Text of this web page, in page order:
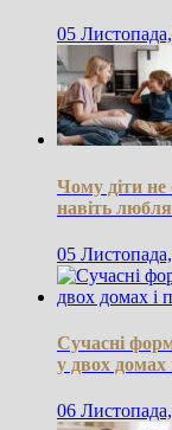
05
Чому діти
навіть
05
Сучасні
у двох домах
06